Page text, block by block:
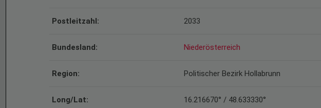
Postleitzahl: 2033
Bundesland: Niederösterreich
Region: Politischer Bezirk Hollabrunn
Long/Lat: 16.216670° / 48.633330°